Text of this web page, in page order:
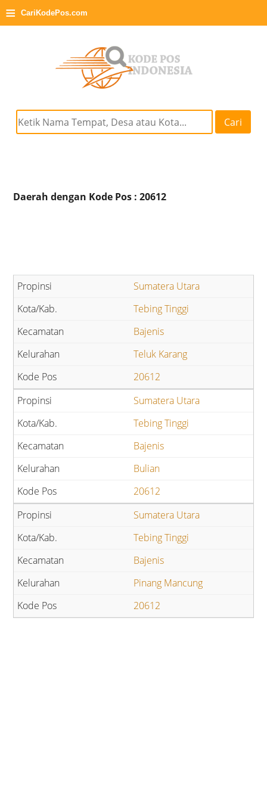
≡ CariKodePos.com
Cari
Daerah dengan Kode Pos : 20612
Sumatera Utara
Tebing Tinggi
Bajenis
Teluk Karang
20612
Sumatera Utara
Tebing Tinggi
Bajenis
Bulian
20612
Sumatera Utara
Tebing Tinggi
Bajenis
Pinang Mancung
20612